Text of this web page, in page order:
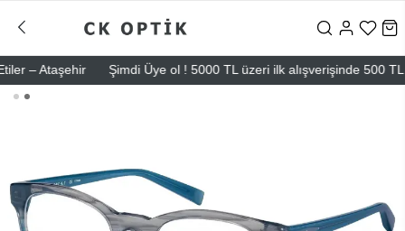
Ataşehir Şimdi Üye ol ! 5000 TL üzeri ilk alışverişinde 500 TL